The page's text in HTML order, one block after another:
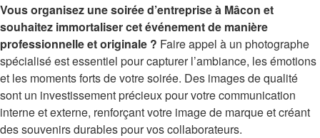
Vous organisez une soirée d’entreprise à Mâcon et
souhaitez immortaliser cet événement de manière
professionnelle et originale ? Faire appel à un photographe
spécialisé est essentiel pour capturer l’ambiance, les émotions
et les moments forts de votre soirée. Des images de qualité
sont un investissement précieux pour votre communication
interne et externe, renforçant votre image de marque et créant
des souvenirs durables pour vos collaborateurs.